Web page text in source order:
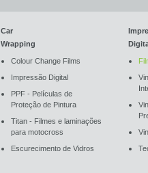
Car
Wrapping
Colour Change Films
Impressão Digital
PPF - Películas de
Proteção de Pintura
Titan - Filmes e laminações
para motocross
Escurecimento de Vidros